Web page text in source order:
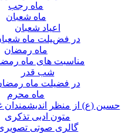
ماه رجب
ماه شعبان
اعیاد شعبان
در فضیلت ماه
ماه رمضان
مناسبت های ماه
شب قدر
در فضیلت ماه
ماه محرم
حسین (ع) از منظر اندیشمندان
متون ادبی تذکری
گالری صوتی